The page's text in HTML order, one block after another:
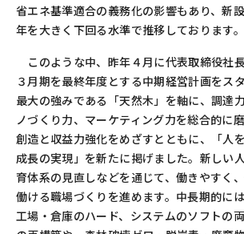
省エネ基準適合の義務化の影響もあり、新
年を大きく下回る水準で推移しております。
このような中、昨年４月に代表取締役社
３月期を最終年度とする中期経営計画をス
最大の強みである「天然木」を軸に、調達
ノづくり力、マーケティング力を総合的に
創造と収益力強化をめざすとともに、「人
成長の実現」を新たに掲げました。新しい
育体系の見直しなどを通じて、働きやすく
働ける職場づくりを進めます。中長期的に
工場・倉庫のハード、システムのソフトの